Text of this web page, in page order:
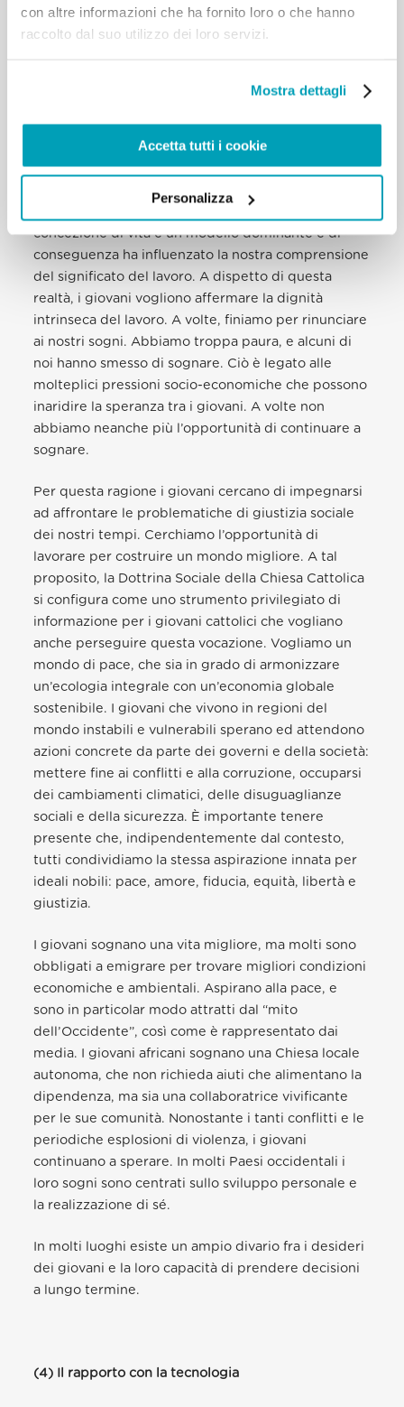
con altre informazioni che ha fornito loro o che hanno
raccolto dal suo utilizzo dei loro servizi.
Mostra dettagli
Accetta tutti i cookie
Personalizza
soffrono sotto il peso di disagi psichici e disabilità
fisiche. La Chiesa deve sostenerci meglio e
itinerario di guarigione. In alcune parti del mondo
un’istruzione di livello superiore o un lavoro duro
ed estenuante. Se da un lato questo è uno standard
comunemente approvato, dall’altro occorre dire
che non è sempre possibile attuarlo per una serie di
concezione di vita è un modello dominante e di
conseguenza ha influenzato la nostra comprensione
del significato del lavoro. A dispetto di questa
realtà, i giovani vogliono affermare la dignità
intrinseca del lavoro. A volte, finiamo per rinunciare
ai nostri sogni. Abbiamo troppa paura, e alcuni di
noi hanno smesso di sognare. Ciò è legato alle
molteplici pressioni socio-economiche che possono
inaridire la speranza tra i giovani. A volte non
abbiamo neanche più l’opportunità di continuare a
sognare.
Per questa ragione i giovani cercano di impegnarsi
ad affrontare le problematiche di giustizia sociale
dei nostri tempi. Cerchiamo l’opportunità di
lavorare per costruire un mondo migliore. A tal
proposito, la Dottrina Sociale della Chiesa Cattolica
si configura come uno strumento privilegiato di
informazione per i giovani cattolici che vogliano
anche perseguire questa vocazione. Vogliamo un
mondo di pace, che sia in grado di armonizzare
un’ecologia integrale con un’economia globale
sostenibile. I giovani che vivono in regioni del
mondo instabili e vulnerabili sperano ed attendono
azioni concrete da parte dei governi e della società:
mettere fine ai conflitti e alla corruzione, occuparsi
dei cambiamenti climatici, delle disuguaglianze
sociali e della sicurezza. È importante tenere
presente che, indipendentemente dal contesto,
tutti condividiamo la stessa aspirazione innata per
ideali nobili: pace, amore, fiducia, equità, libertà e
giustizia.
I giovani sognano una vita migliore, ma molti sono
obbligati a emigrare per trovare migliori condizioni
economiche e ambientali. Aspirano alla pace, e
sono in particolar modo attratti dal “mito
dell’Occidente”, così come è rappresentato dai
media. I giovani africani sognano una Chiesa locale
autonoma, che non richieda aiuti che alimentano la
dipendenza, ma sia una collaboratrice vivificante
per le sue comunità. Nonostante i tanti conflitti e le
periodiche esplosioni di violenza, i giovani
continuano a sperare. In molti Paesi occidentali i
loro sogni sono centrati sullo sviluppo personale e
la realizzazione di sé.
In molti luoghi esiste un ampio divario fra i desideri
dei giovani e la loro capacità di prendere decisioni
a lungo termine.
(4) Il rapporto con la tecnologia